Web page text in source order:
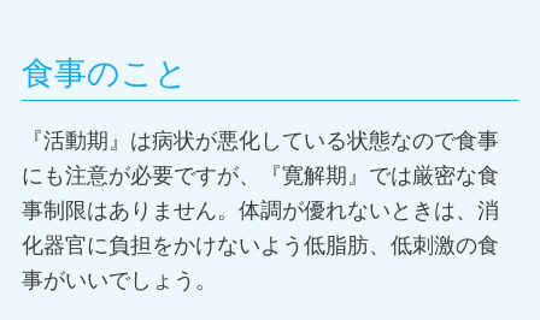
食事のこと
『活動期』は病状が悪化している状態なので食事
にも注意が必要ですが、『寛解期』では厳密な食
事制限はありません。体調が優れないときは、消
化器官に負担をかけないよう低脂肪、低刺激の食
事がいいでしょう。